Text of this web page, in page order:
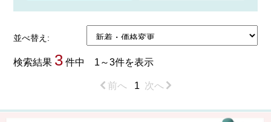
並べ替え:
検索結果 3 件中 1～3件を表示
前へ 1 次へ